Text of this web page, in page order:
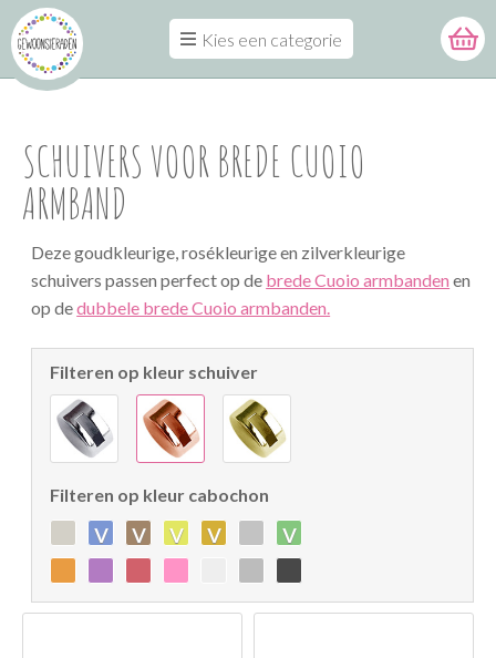
Kies een categorie
SCHUIVERS VOOR BREDE CUOIO
ARMBAND
Deze goudkleurige, rosékleurige en zilverkleurige
schuivers passen perfect op de brede Cuoio armbanden en
op dedubbele brede Cuoio armbanden.
Filteren op kleur schuiver
Filteren op kleur cabochon
v v v v v